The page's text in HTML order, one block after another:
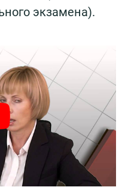
экзамена).